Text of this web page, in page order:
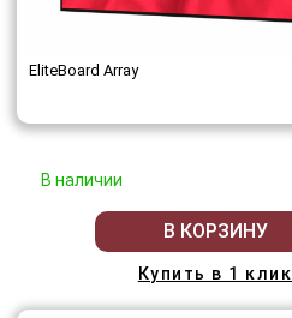
EliteBoard Array
В наличии
В КОРЗИНУ
Купить в 1 клик